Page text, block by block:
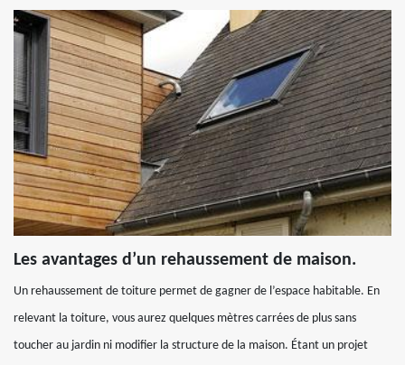
Les avantages d’un rehaussement de maison.
Un rehaussement de toiture permet de gagner de l’espace habitable. En
relevant la toiture, vous aurez quelques mètres carrées de plus sans
toucher au jardin ni modifier la structure de la maison. Étant un projet